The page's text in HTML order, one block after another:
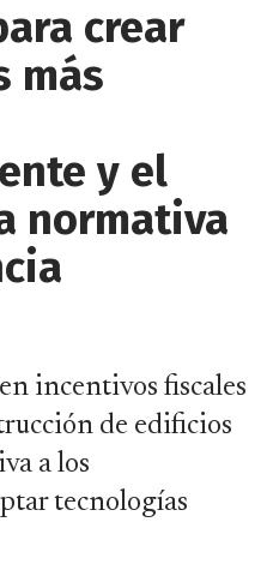
crear
más
y el
normativa
incentivos fiscales
de edificios
a los
tecnologías